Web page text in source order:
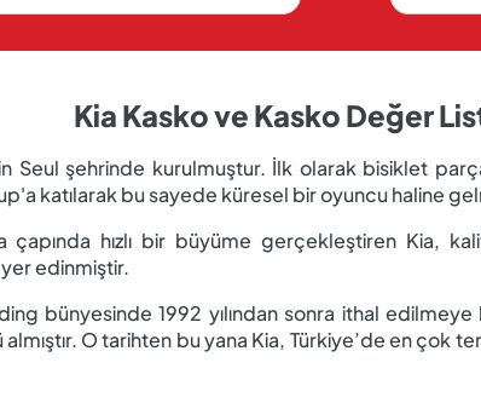
Kia Kasko ve Kasko Değer
Seul şehrinde kurulmuştur. İlk olarak bisiklet
katılarak bu sayede küresel bir oyuncu haline
çapında hızlı bir büyüme gerçekleştiren Kia,
edinmiştir.
bünyesinde 1992 yılından sonra ithal edilmeye
almıştır. O tarihten bu yana Kia, Türkiye’de en çok